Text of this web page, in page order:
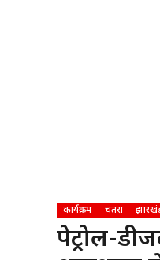
कार्यक्रम चतरा
पेट्रोल-